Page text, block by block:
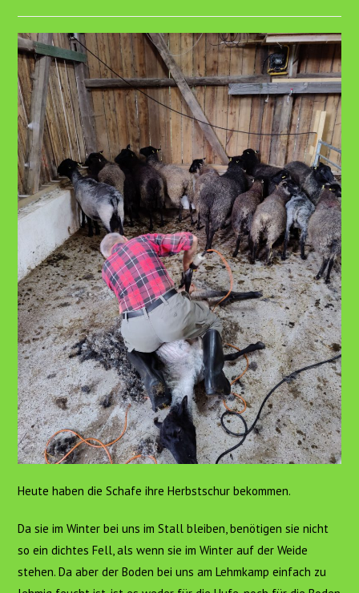
Heute haben die Schafe ihre Herbstschur bekommen.
Da sie im Winter bei uns im Stall bleiben, benötigen sie nicht
so ein dichtes Fell, als wenn sie im Winter auf der Weide
stehen. Da aber der Boden bei uns am Lehmkamp einfach zu